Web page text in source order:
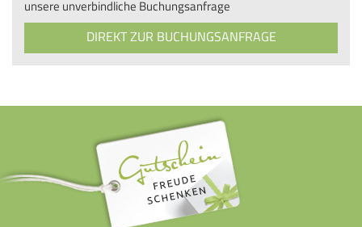
unsere unverbindliche Buchungsanfrage
DIREKT ZUR BUCHUNGSANFRAGE